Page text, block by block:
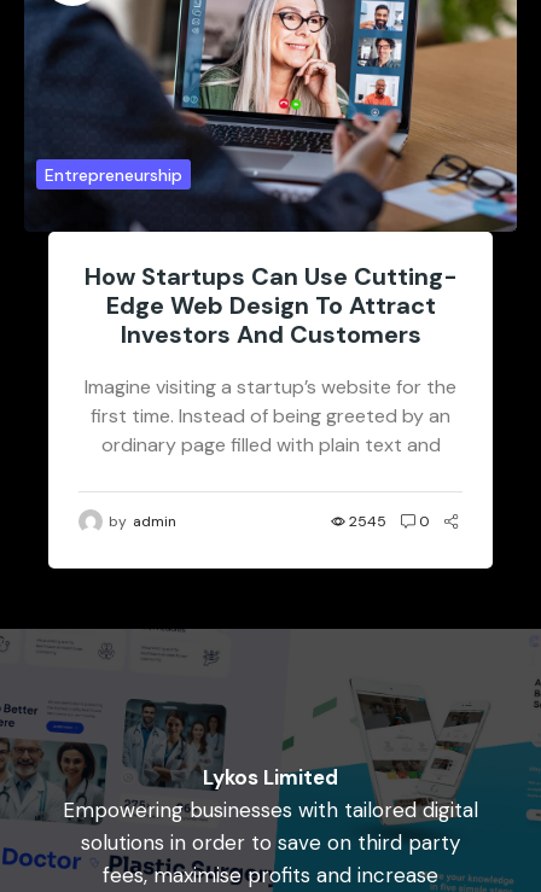
Entrepreneurship
How Startups Can Use Cutting-
Edge Web Design To Attract
Investors And Customers
Imagine visiting a startup’s website for the
first time. Instead of being greeted by an
ordinary page filled with plain text and
by admin 2545 0
Lykos Limited
Empowering businesses with tailored digital
solutions in order to save on third party
fees, maximise profits and increase